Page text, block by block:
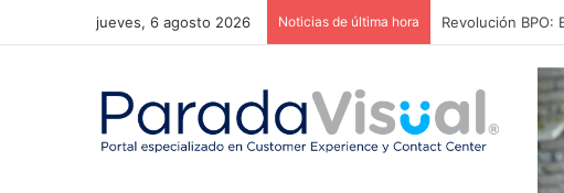
jueves, 6 agosto 2026 Noticias de última hora El reto del